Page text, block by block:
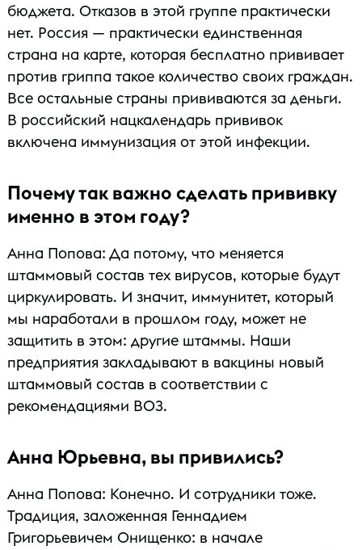
бюджета. Отказов в этой группе практически
нет. Россия — практически единственная
страна на карте, которая бесплатно прививает
против гриппа такое количество своих граждан.
Все остальные страны прививаются за деньги.
В российский нацкалендарь прививок
включена иммунизация от этой инфекции.
Почему так важно сделать прививку
именно в этом году?
Анна Попова: Да потому, что меняется
штаммовый состав тех вирусов, которые будут
циркулировать. И значит, иммунитет, который
мы наработали в прошлом году, может не
защитить в этом: другие штаммы. Наши
предприятия закладывают в вакцины новый
штаммовый состав в соответствии с
рекомендациями ВОЗ.
Анна Юрьевна, вы привились?
Анна Попова: Конечно. И сотрудники тоже.
Традиция, заложенная Геннадием
Григорьевичем Онищенко: в начале